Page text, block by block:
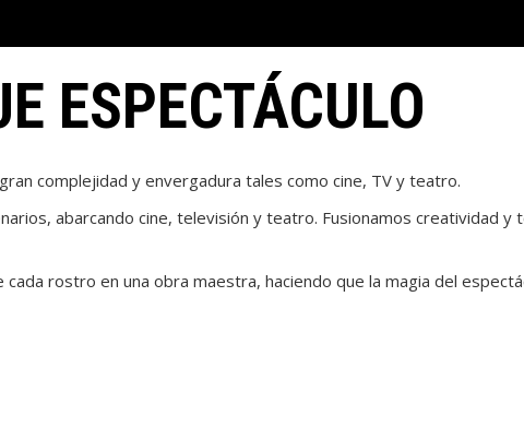
ESPECTÁCULO
complejidad y envergadura tales como cine, TV y teatro.
abarcando cine, televisión y teatro. Fusionamos creatividad
rostro en una obra maestra, haciendo que la magia del